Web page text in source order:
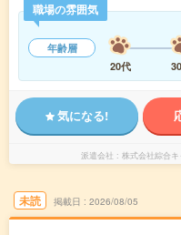
職場の雰囲気
年齢層
20代
気になる!
派遣会社 株式会社綜合
未読 掲載日 2026/08/05